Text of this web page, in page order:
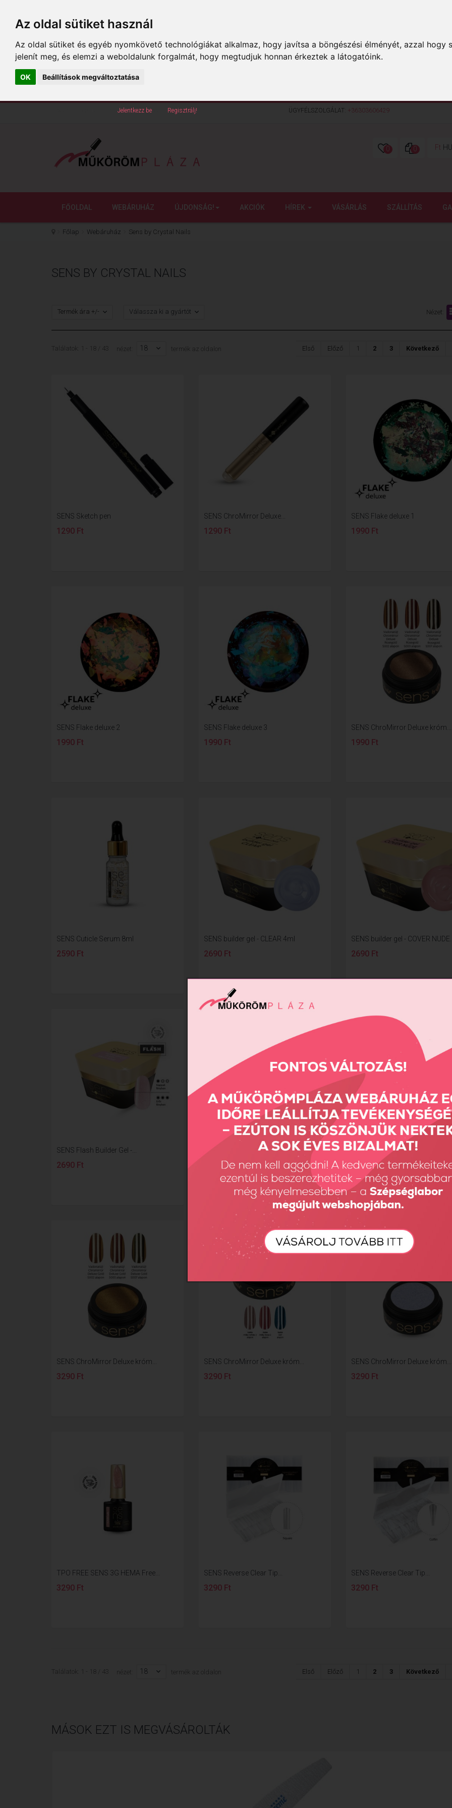
Az oldal sütiket használ
Az oldal sütiket és egyéb nyomkövető technológiákat alkalmaz, hogy javítsa a böngészési élményét, azzal
jelenít meg, és elemzi a weboldalunk forgalmát, hogy megtudjuk honnan érkeztek a látogatóink.
OK Beállítások megváltoztatása
Jelentkezz be Regisztrálj! ÜGYFÉLSZOLGÁLAT: +36303606429
0 0 Ft
FŐOLDAL WEBÁRUHÁZ ÚJDONSÁG! AKCIÓK HÍREK VÁSÁRLÁS SZÁLLÍTÁS
Főlap Webáruház Sens by Crystal Nails
SENS BY CRYSTAL NAILS
Nézet:
Termék ára +/- Válassza ki a gyártót
Találatok: 1 - 18 / 43 nézet: 18 termék az oldalon Első Előző 1 2 3 Következő
SENS Sketch pen
1290 Ft
SENS ChroMirror Deluxe...
1290 Ft
SENS Flake deluxe 1
1990 Ft
SENS Flake deluxe 2
1990 Ft
SENS Flake deluxe 3
1990 Ft
SENS ChroMirror Deluxe króm...
1990 Ft
SENS Cuticle Serum 8ml
2590 Ft
SENS builder gel - CLEAR 4ml
2690 Ft
SENS builder gel - COVER
2690 Ft
SENS Flash Builder Gel -...
2690 Ft
SENS Spider - Clear 5 ml
3290 Ft
Sens 3G polish Clear - 4ml
3290 Ft
SENS ChroMirror Deluxe króm...
3290 Ft
SENS ChroMirror Deluxe króm...
3290 Ft
SENS ChroMirror Deluxe króm...
3290 Ft
TPO FREE SENS 3G HEMA Free...
3290 Ft
SENS Reverse Clear Tip...
3290 Ft
SENS Reverse Clear Tip...
3290 Ft
Találatok: 1 - 18 / 43 nézet: 18 termék az oldalon Első Előző 1 2 3 Következő
MÁSOK EZT IS MEGVÁSÁROLTÁK